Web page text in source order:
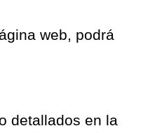
web, podrá
detallados en la